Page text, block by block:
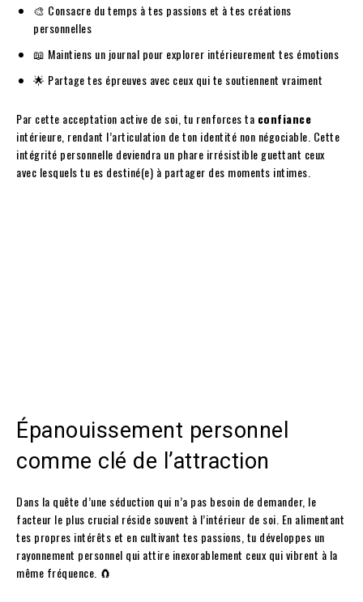
🎨 Consacre du temps à tes passions et à tes créations
personnelles
📖 Maintiens un journal pour explorer intérieurement tes émotions
🌟 Partage tes épreuves avec ceux qui te soutiennent vraiment
Par cette acceptation active de soi, tu renforces ta confiance
intérieure, rendant l’articulation de ton identité non négociable. Cette
intégrité personnelle deviendra un phare irrésistible guettant ceux
avec lesquels tu es destiné(e) à partager des moments intimes.
Épanouissement personnel
comme clé de l’attraction
Dans la quête d’une séduction qui n’a pas besoin de demander, le
facteur le plus crucial réside souvent à l’intérieur de soi. En alimentant
tes propres intérêts et en cultivant tes passions, tu développes un
rayonnement personnel qui attire inexorablement ceux qui vibrent à la
même fréquence. 🧲